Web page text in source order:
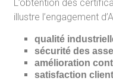
L’obtention des
illustre l’engagement
qualité
sécurité des
amélioration
satisfaction client